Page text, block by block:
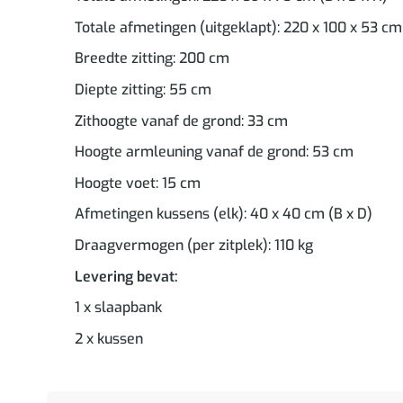
Totale afmetingen (uitgeklapt): 220 x 100 x 53 cm
Breedte zitting: 200 cm
Diepte zitting: 55 cm
Zithoogte vanaf de grond: 33 cm
Hoogte armleuning vanaf de grond: 53 cm
Hoogte voet: 15 cm
Afmetingen kussens (elk): 40 x 40 cm (B x D)
Draagvermogen (per zitplek): 110 kg
Levering bevat:
1 x slaapbank
2 x kussen